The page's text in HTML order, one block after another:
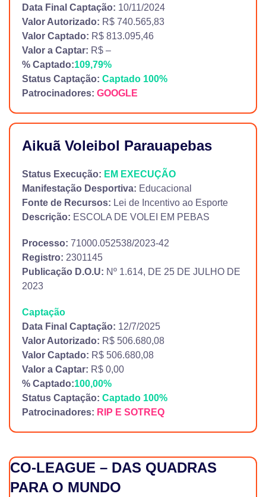
Data Final Captação: 10/11/2024
Valor Autorizado: R$ 740.565,83
Valor Captado: R$ 813.095,46
Valor a Captar: R$ –
% Captado:109,79%
Status Captação: Captado 100%
Patrocinadores: GOOGLE
Aikuã Voleibol Parauapebas
Status Execução: EM EXECUÇÃO
Manifestação Desportiva: Educacional
Fonte de Recursos: Lei de Incentivo ao Esporte
Descrição: ESCOLA DE VOLEI EM PEBAS
Processo: 71000.052538/2023-42
Registro: 2301145
Publicação D.O.U: Nº 1.614, DE 25 DE JULHO DE
2023
Captação
Data Final Captação: 12/7/2025
Valor Autorizado: R$ 506.680,08
Valor Captado: R$ 506.680,08
Valor a Captar: R$ 0,00
% Captado:100,00%
Status Captação: Captado 100%
Patrocinadores: RIP E SOTREQ
CO-LEAGUE – DAS QUADRAS
PARA O MUNDO